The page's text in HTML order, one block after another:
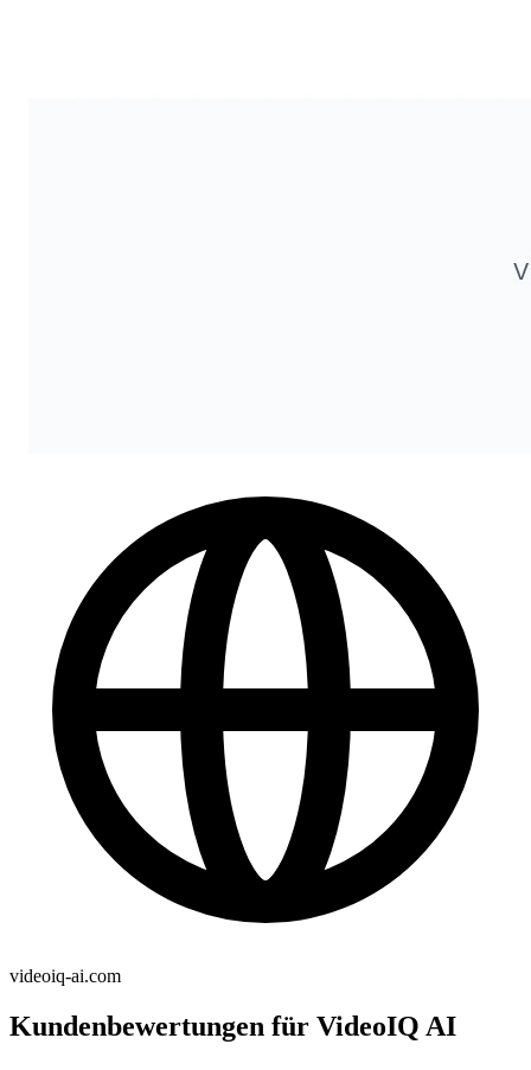
videoiq-ai.com
Kundenbewertungen für VideoIQ AI